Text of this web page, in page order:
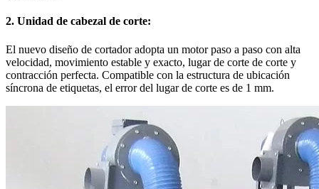
2. Unidad de cabezal de corte:
El nuevo diseño de cortador adopta un motor paso a paso con alta
velocidad, movimiento estable y exacto, lugar de corte de corte y
contracción perfecta. Compatible con la estructura de ubicación
síncrona de etiquetas, el error del lugar de corte es de 1 mm.